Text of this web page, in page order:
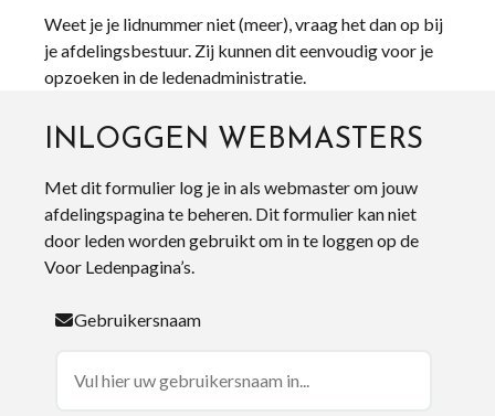
Weet je je lidnummer niet (meer), vraag het dan op bij
je afdelingsbestuur. Zij kunnen dit eenvoudig voor je
opzoeken in de ledenadministratie.
INLOGGEN WEBMASTERS
Met dit formulier log je in als webmaster om jouw
afdelingspagina te beheren. Dit formulier kan niet
door leden worden gebruikt om in te loggen op de
Voor Ledenpagina’s.
Gebruikersnaam